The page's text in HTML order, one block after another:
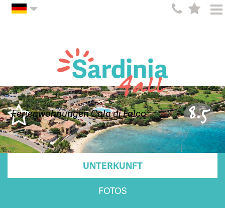
Ferienwohnungen Cala di Falco 8.5
UNTERKUNFT
FOTOS